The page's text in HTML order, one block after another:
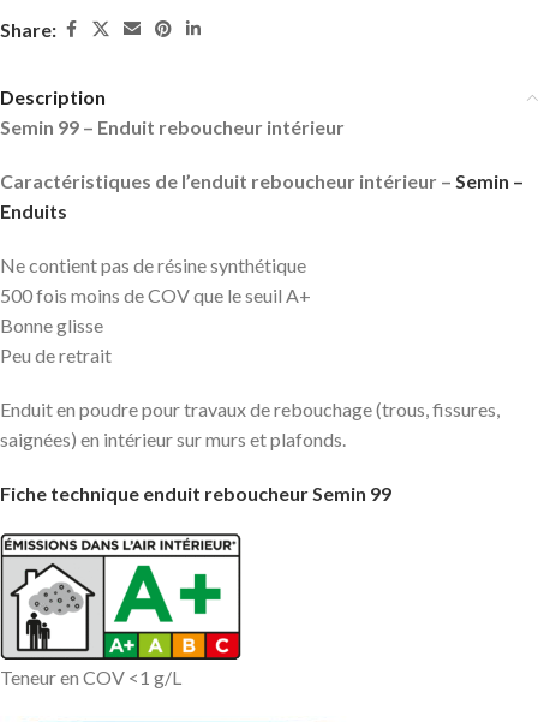
Share:
Description
Semin 99 – Enduit reboucheur intérieur
Caractéristiques de l’enduit reboucheur intérieur – Semin –
Enduits
Ne contient pas de résine synthétique
500 fois moins de COV que le seuil A+
Bonne glisse
Peu de retrait
Enduit en poudre pour travaux de rebouchage (trous, fissures,
saignées) en intérieur sur murs et plafonds.
Fiche technique enduit reboucheur Semin 99
Teneur en COV <1 g/L